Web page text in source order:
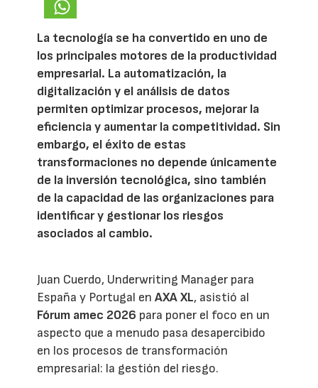
La tecnología se ha convertido en uno de
los principales motores de la productividad
empresarial. La automatización, la
digitalización y el análisis de datos
permiten optimizar procesos, mejorar la
eficiencia y aumentar la competitividad. Sin
embargo, el éxito de estas
transformaciones no depende únicamente
de la inversión tecnológica, sino también
de la capacidad de las organizaciones para
identificar y gestionar los riesgos
asociados al cambio.
Juan Cuerdo, Underwriting Manager para
España y Portugal enAXA XL, asistió al
Fórum amec 2026 para poner el foco en un
aspecto que a menudo pasa desapercibido
en los procesos de transformación
empresarial: la gestión del riesgo.